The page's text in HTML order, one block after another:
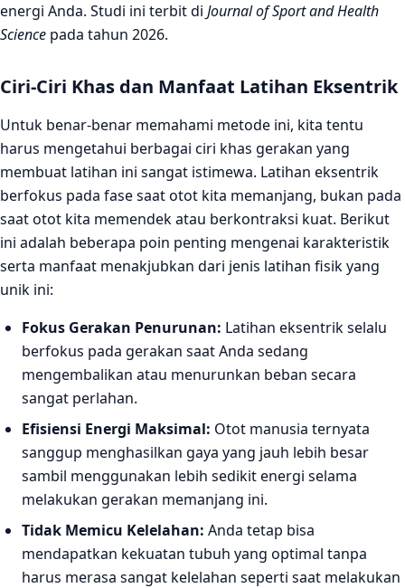
energi Anda. Studi ini terbit di Journal of Sport and Health
Science pada tahun 2026.
Ciri-Ciri Khas dan Manfaat Latihan Eksentrik
Untuk benar-benar memahami metode ini, kita tentu
harus mengetahui berbagai ciri khas gerakan yang
membuat latihan ini sangat istimewa. Latihan eksentrik
berfokus pada fase saat otot kita memanjang, bukan pada
saat otot kita memendek atau berkontraksi kuat. Berikut
ini adalah beberapa poin penting mengenai karakteristik
serta manfaat menakjubkan dari jenis latihan fisik yang
unik ini:
Fokus Gerakan Penurunan: Latihan eksentrik selalu
berfokus pada gerakan saat Anda sedang
mengembalikan atau menurunkan beban secara
sangat perlahan.
Efisiensi Energi Maksimal: Otot manusia ternyata
sanggup menghasilkan gaya yang jauh lebih besar
sambil menggunakan lebih sedikit energi selama
melakukan gerakan memanjang ini.
Tidak Memicu Kelelahan: Anda tetap bisa
mendapatkan kekuatan tubuh yang optimal tanpa
harus merasa sangat kelelahan seperti saat melakukan